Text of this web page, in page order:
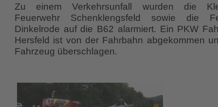
Zu einem Verkehrsunfall wurden die
Feuerwehr Schenklengsfeld sowie die
Dinkelrode auf die B62 alarmiert. Ein PKW
Hersfeld ist von der Fahrbahn abgekommen
Fahrzeug überschlagen.